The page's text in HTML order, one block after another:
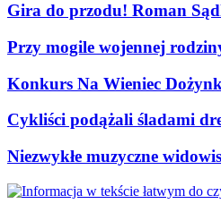
Gira do przodu! Roman
Przy mogile wojennej
Konkurs Na Wieniec
Cykliści podążali śladami
Niezwykłe muzyczne